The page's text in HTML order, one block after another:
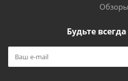
Обзоры
Будьте